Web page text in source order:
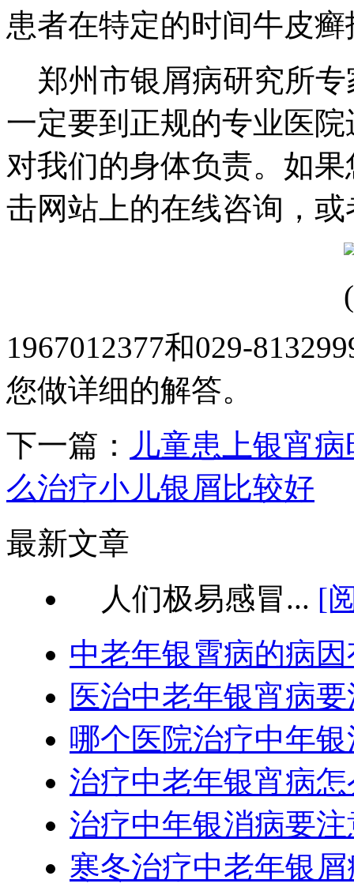
患者在特定的时间牛皮
郑州市银屑病研究所专
一定要到正规的专业医
对我们的身体负责。如
击网站上的在线咨询，或
1967012377和029-
您做详细的解答。
下一篇： 儿童患上银宵
么治疗小儿银屑比较好
最新文章
人们极易感冒... [
中老年银霄病的病
医治中老年银宵病
哪个医院治疗中年
治疗中老年银宵病
治疗中年银消病要
寒冬治疗中老年银